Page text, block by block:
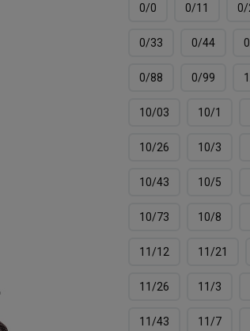
0/0
0/11 0/
0/33 0/44
0/88 0/99
10/03 10/1
10/26 10/3
10/43 10/5
10/73 10/8
11/12 11/21
11/26 11/3
11/43 11/7